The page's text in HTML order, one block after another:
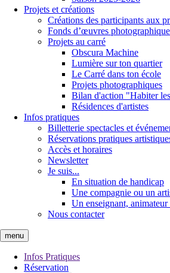
Projets et créations
Créations des participants aux
Fonds d’œuvres
Projets au carré
Obscura Machine
Lumière sur ton quartier
Le Carré dans ton école
Projets photographiques
Bilan d'action "Habiter
Résidences d'artistes
Infos pratiques
Billetterie spectacles et
Réservations pratiques
Accès et horaires
Newsletter
Je suis...
En situation de handicap
Une compagnie ou un
Un enseignant,
Nous contacter
menu
Infos Pratiques
Réservation